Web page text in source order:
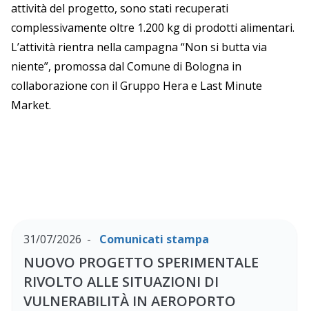
attività del progetto, sono stati recuperati
complessivamente oltre 1.200 kg di prodotti alimentari.
L’attività rientra nella campagna “Non si butta via
niente”, promossa dal Comune di Bologna in
collaborazione con il Gruppo Hera e Last Minute
Market.
31/07/2026 Comunicati stampa
NUOVO PROGETTO SPERIMENTALE
RIVOLTO ALLE SITUAZIONI DI
VULNERABILITÀ IN AEROPORTO